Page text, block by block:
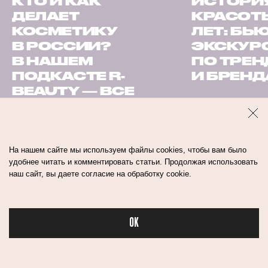
Бьюти в спорте
ДЕЛАЕТ
КОСМЕТИКУ
В РОССИИ?
В НАШЕМ
ПОДКАСТЕ R-
BEAUTY — ВСЕ
ЛЕТ:
ПО
И
На нашем сайте мы используем файлы cookies, чтобы вам было
удобнее читать и комментировать статьи. Продолжая использовать
наш сайт, вы даете согласие на обработку cookie.
OK